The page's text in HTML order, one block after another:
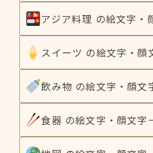
アジア料理 の絵文字・
スイーツ の絵文字・顔
飲み物 の絵文字・顔文
食器 の絵文字・顔文字